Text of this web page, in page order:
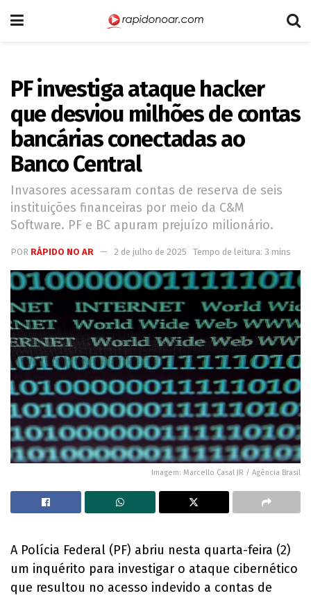
PF investiga ataque hacker
que desviou milhões de contas
bancárias conectadas ao
Banco Central
Invasores acessaram contas de reserva de seis
instituições financeiras por meio da C&M
Software. PF e BC apuram prejuízo milionário.
POR RÁPIDO NO AR 2 de julho de 2025 Tempo de leitura: 3 mins
Imagem: Marcello Casal JR / Agência Brasil
A Polícia Federal (PF) abriu nesta quarta-feira (2)
um inquérito para investigar o ataque cibernético
que resultou no acesso indevido a contas de